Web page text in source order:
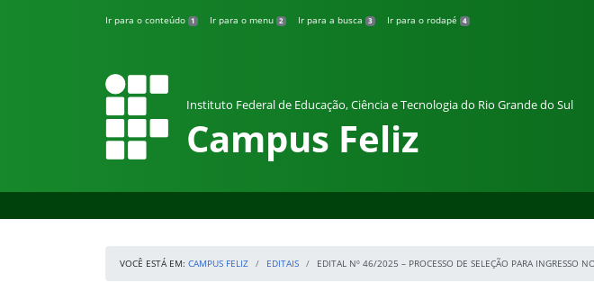
Ir para o conteúdo 1 Ir para o menu 2 Ir para a busca 3 Ir para o rodapé 4
Instituto Federal de Educação, Ciência e Tecnologia do Rio Grande do Sul
Campus Feliz
VOCÊ ESTÁ EM: CAMPUS FELIZ EDITAIS EDITAL Nº 46/2025 – PROCESSO DE SELEÇÃO PARA INGRESSO